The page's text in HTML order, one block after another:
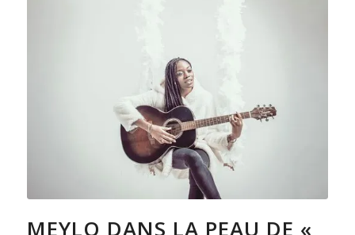
MEYLO DANS LA PEAU DE «